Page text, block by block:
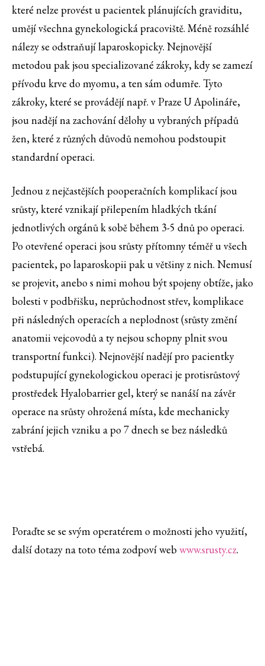
které nelze provést u pacientek plánujících graviditu,
umějí všechna gynekologická pracoviště. Méně rozsáhlé
nálezy se odstraňují laparoskopicky. Nejnovější
metodou pak jsou specializované zákroky, kdy se zamezí
přívodu krve do myomu, a ten sám odumře. Tyto
zákroky, které se provádějí např. v Praze U Apolináře,
jsou nadějí na zachování dělohy u vybraných případů
žen, které z různých důvodů nemohou podstoupit
standardní operaci.
Jednou z nejčastějších pooperačních komplikací jsou
srůsty, které vznikají přilepením hladkých tkání
jednotlivých orgánů k sobě během 3-5 dnů po operaci.
Po otevřené operaci jsou srůsty přítomny téměř u všech
pacientek, po laparoskopii pak u většiny z nich. Nemusí
se projevit, anebo s nimi mohou být spojeny obtíže, jako
bolesti v podbřišku, neprůchodnost střev, komplikace
při následných operacích a neplodnost (srůsty změní
anatomii vejcovodů a ty nejsou schopny plnit svou
transportní funkci). Nejnovější nadějí pro pacientky
podstupující gynekologickou operaci je protisrůstový
prostředek Hyalobarrier gel, který se nanáší na závěr
operace na srůsty ohrožená místa, kde mechanicky
zabrání jejich vzniku a po 7 dnech se bez následků
vstřebá.
Poraďte se se svým operatérem o možnosti jeho využití,
další dotazy na toto téma zodpoví webwww.srusty.cz.